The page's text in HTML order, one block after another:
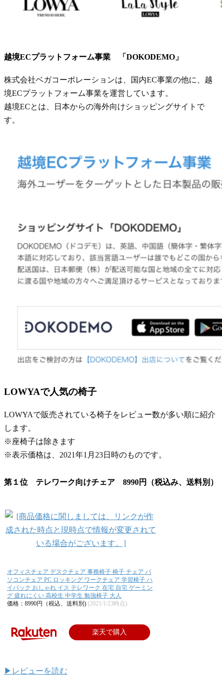
越境ECプラットフォーム事業 「DOKODEMO」
株式会社ベガコーポレーションは、国内EC事業の他に、越
境ECプラットフォーム事業を運営しています。
越境ECとは、日本からの海外向けショッピングサイトで
す。
LOWYAで人気の椅子
LOWYAで販売されている椅子をレビュー数が多い順に紹介
します。
※座椅子は除きます
※表示価格は、2021年1月23日時のものです。
第１位 テレワーク向けチェア 8990円（税込み、送料別）
オフィスチェア デスクチェア 事務椅子 椅子 チェア パ
ソコンチェア PC ロッキング ワークチェア 学習椅子 ハ
イバック おしゃれ イス テレワーク 在宅 自宅 ゲーミン
グ 疲れにくい 高校生 中学生 勉強椅子 大人
価格：8990円（税込、送料別) (2021/1/23時点)
楽天で購入
▶レビューを読む